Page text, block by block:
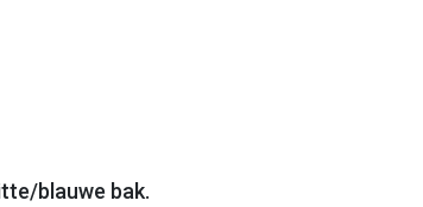
blauwe bak.